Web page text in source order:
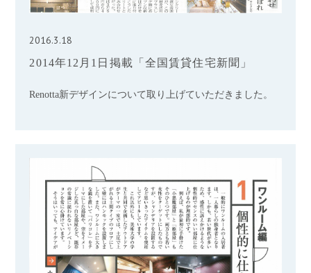
2016.3.18
2014年12月1日掲載「全国賃貸住宅新聞」
Renotta新デザインについて取り上げていただきました。